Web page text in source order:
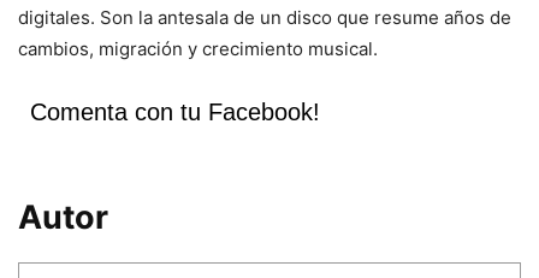
digitales. Son la antesala de un disco que resume años de
cambios, migración y crecimiento musical.
Comenta con tu Facebook!
Autor